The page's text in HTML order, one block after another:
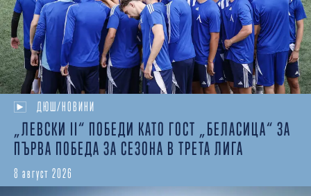
ДЮШ/НОВИНИ
„ЛЕВСКИ II“ ПОБЕДИ КАТО ГОСТ „БЕЛАСИЦА“ ЗА
ПЪРВА ПОБЕДА ЗА СЕЗОНА В ТРЕТА ЛИГА
8 август 2026